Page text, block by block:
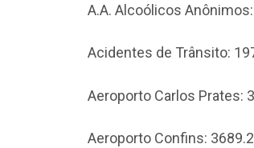
A.A. Alcoólicos
Acidentes de Trânsito:
Aeroporto Carlos Prates:
Aeroporto Confins: